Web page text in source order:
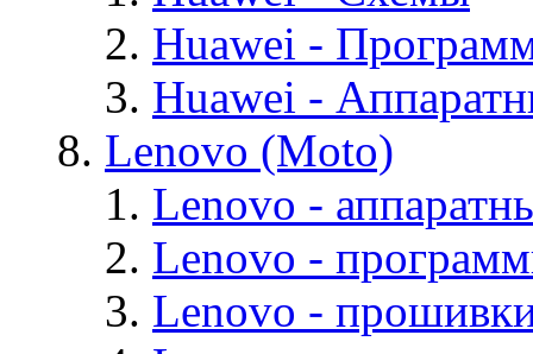
Huawei -
Huawei -
Lenovo (Moto)
Lenovo -
Lenovo -
Lenovo -